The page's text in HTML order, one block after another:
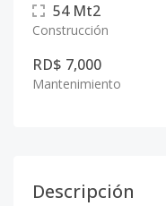
54 Mt2
Construcción
RD$ 7,000
Mantenimiento
Descripción